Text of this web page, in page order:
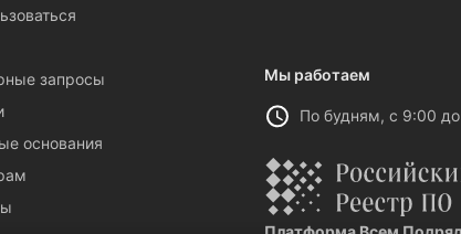
запросы
основания
Мы работаем
По будням, с 9:00